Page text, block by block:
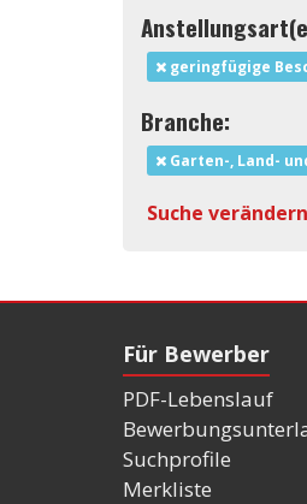
geringfügige
Branche:
Garten-, Land- und
Suche
Für Bewerber
PDF-Lebenslauf
Suchprofile
Merkliste